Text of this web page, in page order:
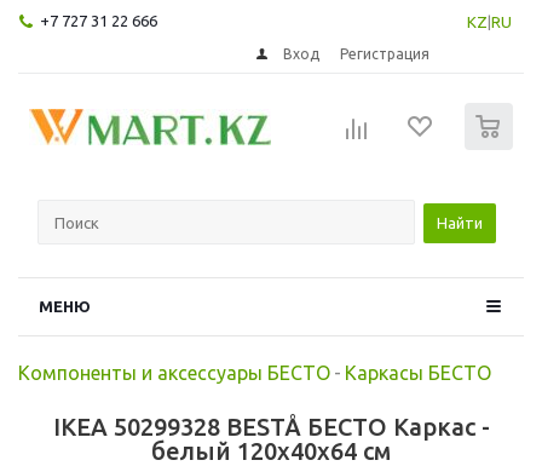
+7 727 31 22 666 KZ RU
Вход Регистрация
Найти
МЕНЮ
Компоненты и аксессуары БЕСТО - Каркасы БЕСТО
IKEA 50299328 BESTÅ БЕСТО Каркас -
белый 120x40x64 см